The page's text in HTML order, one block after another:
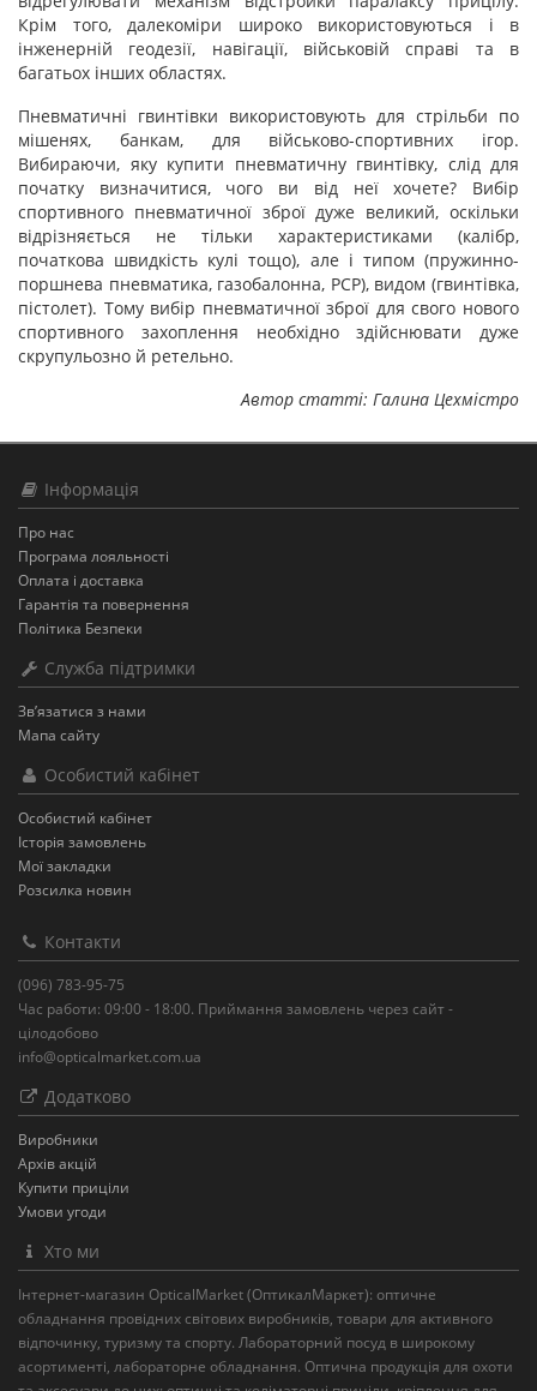
Крім того, далекоміри широко використовуються і в
інженерній геодезії, навігації, військовій справі та в
багатьох інших областях.
Пневматичні гвинтівки використовують для стрільби по
мішенях, банкам, для військово-спортивних ігор.
Вибираючи, яку купити пневматичну гвинтівку, слід для
початку визначитися, чого ви від неї хочете? Вибір
спортивного пневматичної зброї дуже великий, оскільки
відрізняється не тільки характеристиками (калібр,
початкова швидкість кулі тощо), але і типом (пружинно-
поршнева пневматика, газобалонна, PCP), видом (гвинтівка,
пістолет). Тому вибір пневматичної зброї для свого нового
спортивного захоплення необхідно здійснювати дуже
скрупульозно й ретельно.
Автор статті: Галина Цехмістро
Інформація
Про нас
Програма лояльності
Оплата і доставка
Гарантія та повернення
Політика Безпеки
Служба підтримки
Зв’язатися з нами
Мапа сайту
Особистий кабінет
Особистий кабінет
Історія замовлень
Мої закладки
Розсилка новин
Контакти
(096) 783-95-75
Час работи: 09:00 - 18:00. Приймання замовлень через сайт -
цілодобово
info@opticalmarket.com.ua
Додатково
Виробники
Архів акцій
Купити приціли
Умови угоди
Хто ми
Інтернет-магазин OpticalMarket (ОптикалМаркет): оптичне
обладнання провідних світових виробників, товари для активного
відпочинку, туризму та спорту. Лабораторний посуд в широкому
асортименті, лабораторне обладнання. Оптична продукція для охоти